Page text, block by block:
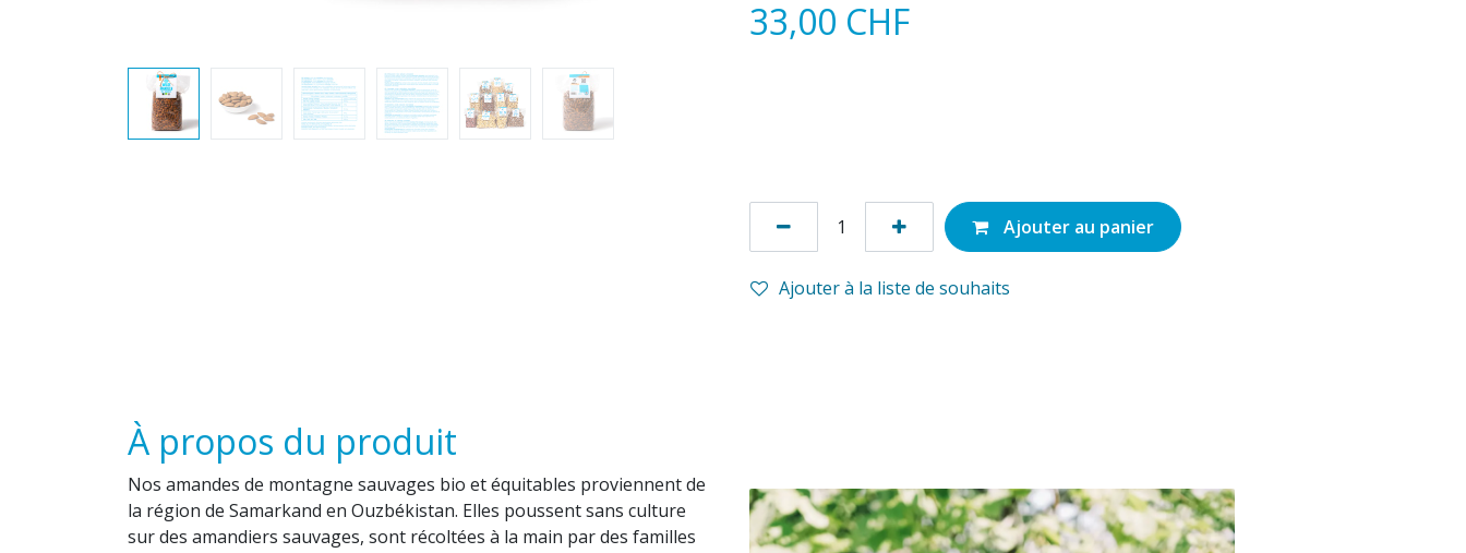
33,00 CHF
Ajouter au panier
Ajouter à la liste de souhaits
À propos du produit
Nos amandes de montagne sauvages bio et équitables proviennent de
la région de Samarkand en Ouzbékistan. Elles poussent sans culture
sur des amandiers sauvages, sont récoltées à la main par des familles